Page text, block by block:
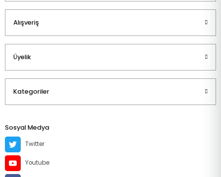
Alışveriş
Üyelik
Kategoriler
Sosyal Medya
Twitter
Youtube